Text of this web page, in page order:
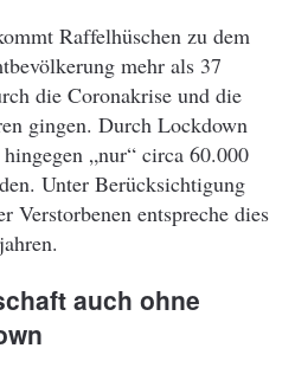
Raffelhüschen zu dem
mehr als 37
die Coronakrise und die
gingen. Durch Lockdown
„nur“ circa 60.000
Unter Berücksichtigung
Verstorbenen entspreche dies
auch ohne